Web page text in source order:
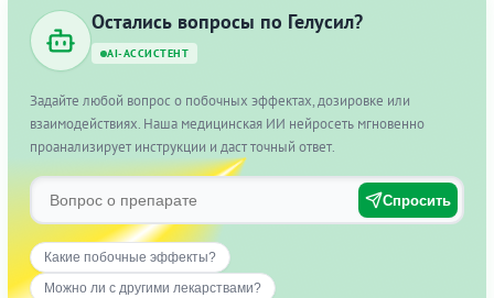
Остались вопросы по Гелусил?
AI-АССИСТЕНТ
Задайте любой вопрос о побочных эффектах, дозировке или
взаимодействиях. Наша медицинская ИИ нейросеть мгновенно
проанализирует инструкции и даст точный ответ.
Спросить
Какие побочные эффекты?
Можно ли с другими лекарствами?